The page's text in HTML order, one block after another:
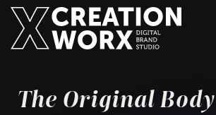
Zum Hauptinhalt springen
The Original